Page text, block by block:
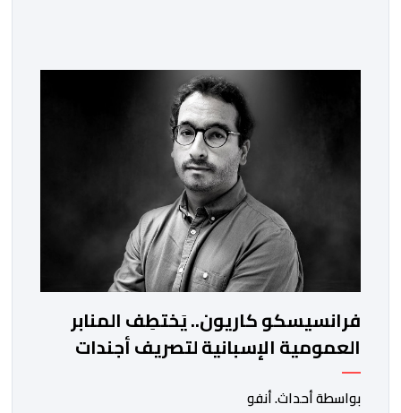
والعيون والدار البيضاء وبني ملال وابن جرير وطنجة وأصيلة،
وذلك في إطار دينامية داخلية تهدف لضخ دماء جديدة
والاستعانة بكفاءات أمنية شابة ومتمرسة، […]
فرانسيسكو كاريون.. يَختطِف المنابر
العمومية الإسبانية لتصريف أجندات
معادية للمغرب
بواسطة أحداث. أنفو